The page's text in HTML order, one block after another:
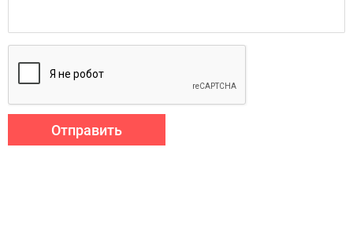
Отправить